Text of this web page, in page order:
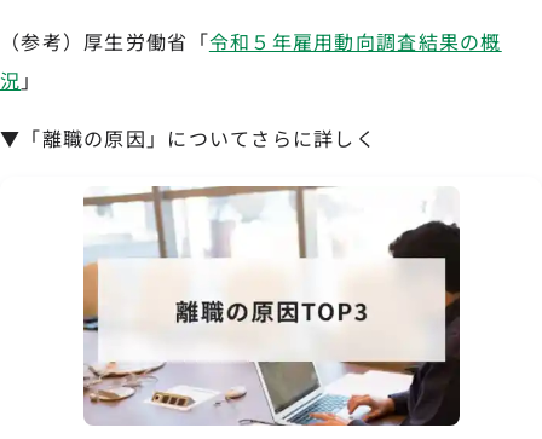
（参考）厚生労働省「令和５年雇用動向調査結果の概
況 」
▼「離職の原因」についてさらに詳しく